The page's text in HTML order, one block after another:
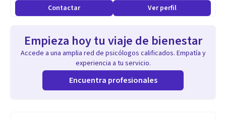
Contactar Ver perfil
Empieza hoy tu viaje de bienestar
Accede a una amplia red de psicólogos calificados. Empatía y
experiencia a tu servicio.
Encuentra profesionales